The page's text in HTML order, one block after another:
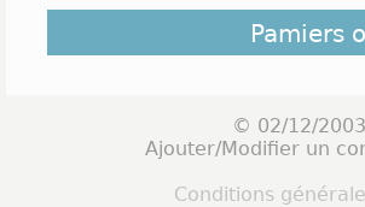
Pamiers
© 02/12/
Ajouter/Modifier un
Conditions